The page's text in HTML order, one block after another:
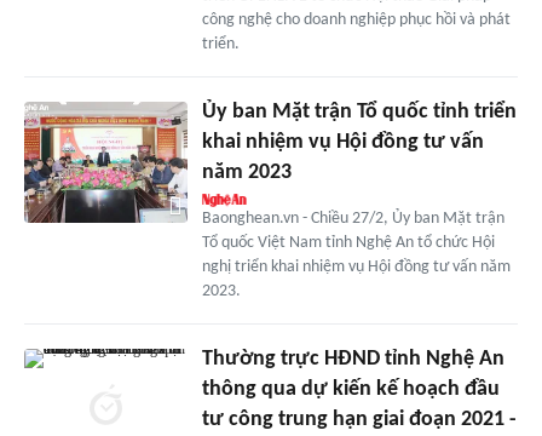
công nghệ cho doanh nghiệp phục hồi và phát
triển.
Ủy ban Mặt trận Tổ quốc tỉnh triển
khai nhiệm vụ Hội đồng tư vấn
năm 2023
Baonghean.vn - Chiều 27/2, Ủy ban Mặt trận
Tổ quốc Việt Nam tỉnh Nghệ An tổ chức Hội
nghị triển khai nhiệm vụ Hội đồng tư vấn năm
2023.
Thường trực HĐND tỉnh Nghệ An
thông qua dự kiến kế hoạch đầu
tư công trung hạn giai đoạn 2021 -